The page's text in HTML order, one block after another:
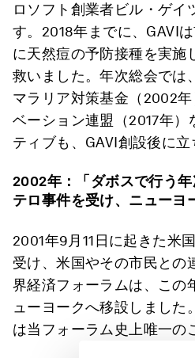
ロソフト創業者ビル・ゲイ
す。2018年までに、GAVI
に天然痘の予防接種を実施
救いました。年次総会では
マラリア対策基金（2002
ベーション連盟（2017年）
ティブも、GAVI創設後に立
2002年：「ダボスで行う
テロ事件を受け、ニューヨ
2001年9月11日に起きた米
受け、米国やその市民との
界経済フォーラムは、この
ューヨークへ移設しました
は当フォーラム史上唯一の